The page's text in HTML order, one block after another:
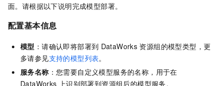
面。请根据以下说明完成模型部署。
配置基本信息
模型 ：请确认即将部署到 DataWorks 资源组的模型类型，更
多请参见支持的模型列表。
服务名称 ：您需要自定义模型服务的名称，用于在
DataWorks 上识别部署到资源组后的模型服务。